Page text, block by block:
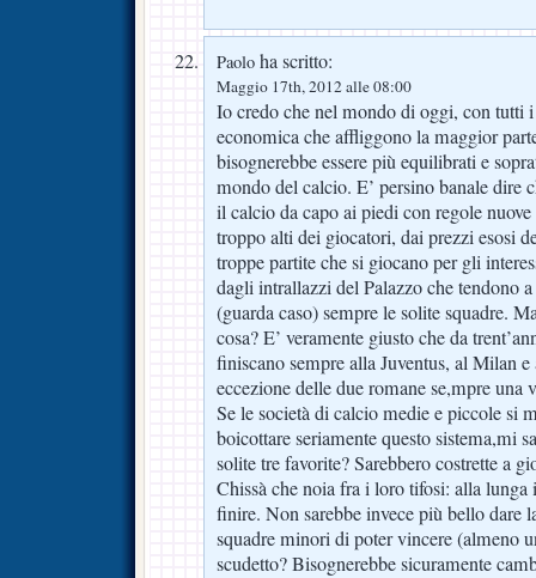
Paolo ha scritto:
Maggio 17th, 2012 alle 08:00
Io credo che nel mondo di oggi, con tutti
economica che affliggono la maggior
bisognerebbe essere più equilibrati e
mondo del calcio. E’ persino banale dire
il calcio da capo ai piedi con regole
troppo alti dei giocatori, dai prezzi esosi
troppe partite che si giocano per gli
dagli intrallazzi del Palazzo che tendono
(guarda caso) sempre le solite squadre.
cosa? E’ veramente giusto che da
finiscano sempre alla Juventus, al Milan
eccezione delle due romane se,mpre una
Se le società di calcio medie e piccole si
boicottare seriamente questo sistema,mi
solite tre favorite? Sarebbero costrette a
Chissà che noia fra i loro tifosi: alla lunga
finire. Non sarebbe invece più bello dare
squadre minori di poter vincere (almeno
scudetto? Bisognerebbe sicuramente